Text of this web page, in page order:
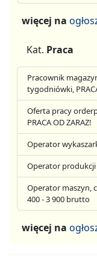
więcej na
Kat. Praca
Pracownik
tygodniówki,
Oferta pracy
PRACA OD ZARAZ!
Operator
Operator
Operator maszyn,
400 - 3 900 brutto
więcej na